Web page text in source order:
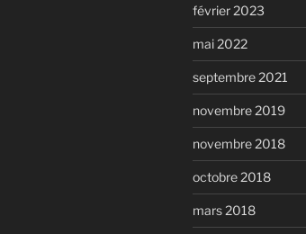
février 2023
mai 2022
septembre 2021
novembre 2019
novembre 2018
octobre 2018
mars 2018